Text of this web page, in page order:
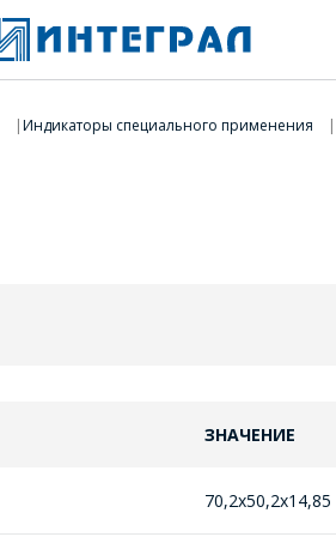
Индикаторы специального применения
ЗНАЧЕНИЕ
70,2х50,2х14,85